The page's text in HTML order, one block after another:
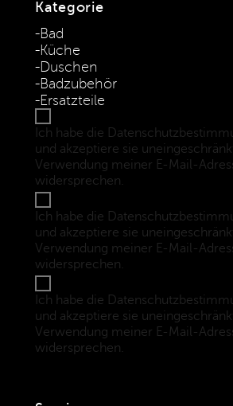
Kategorie
Bad
Küche
Duschen
Badzubehör
Ersatzteile
Ich habe die
und akzeptiere sie
Verwendung meiner E-Mail-
widersprechen.
Ich habe die
und akzeptiere sie
Verwendung meiner E-Mail-
widersprechen.
Ich habe die
und akzeptiere sie
Verwendung meiner E-Mail-
widersprechen.